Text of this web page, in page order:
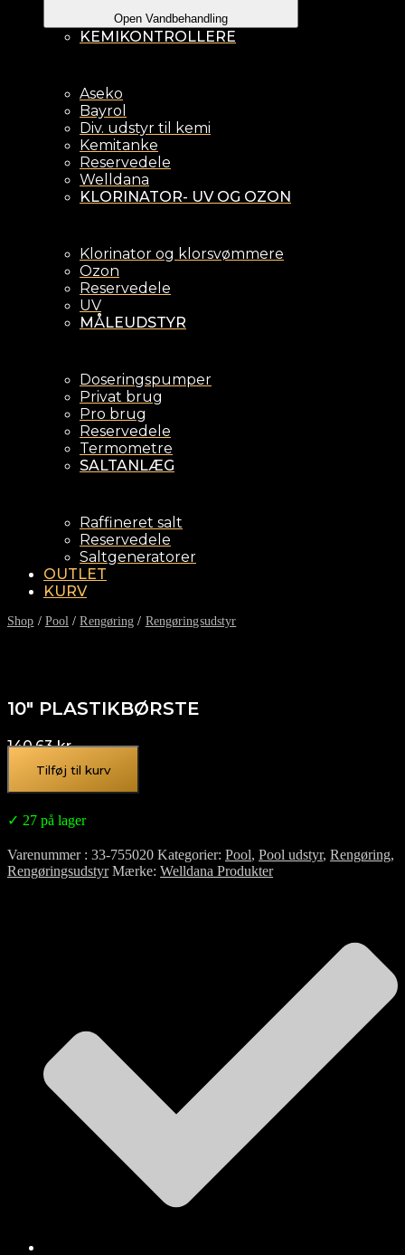
Open Vandbehandling
KEMIKONTROLLERE
Aseko
Bayrol
Div. udstyr til kemi
Kemitanke
Reservedele
Welldana
KLORINATOR- UV OG OZON
Klorinator og klorsvømmere
Ozon
Reservedele
UV
MÅLEUDSTYR
Doseringspumper
Privat brug
Pro brug
Reservedele
Termometre
SALTANLÆG
Raffineret salt
Reservedele
Saltgeneratorer
OUTLET
KURV
Shop / Pool /Rengøring / Rengøringsudstyr
10″ PLASTIKBØRSTE
140,63kr.
Tilføj til kurv
✓ 27 på lager
Varenummer 33-755020 Kategorier Pool, Pool udstyr, Rengøring,
Rengøringsudstyr Mærke Welldana Produkter